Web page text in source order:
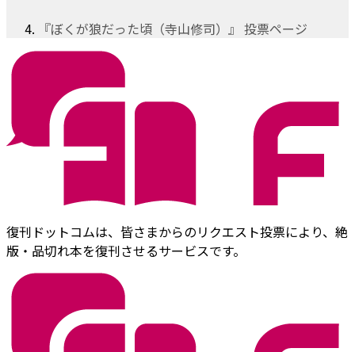
『ぼくが狼だった頃（寺山修司）』 投票ページ
復刊ドットコムは、皆さまからのリクエスト投票により、絶
版・品切れ本を復刊させるサービスです。